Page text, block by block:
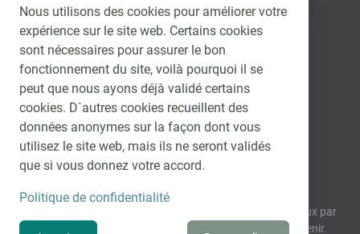
octobre 2023
mai 2023
novembre 2022
avril 2021
février 2021
novembre 2020
octobre 2020
Comment évolueront les taux?
Recevez régulièrement et gratuitement nos prévisions de taux par
e-mail et découvrez comment les intérêts vont évoluer à l’avenir.
Nous utilisons des cookies pour améliorer votre
expérience sur le site web. Certains cookies
sont nécessaires pour assurer le bon
fonctionnement du site, voilà pourquoi il se
peut que nous ayons déjà validé certains
cookies. D`autres cookies recueillent des
données anonymes sur la façon dont vous
utilisez le site web, mais ils ne seront validés
que si vous donnez votre accord.
Politique de confidentialité